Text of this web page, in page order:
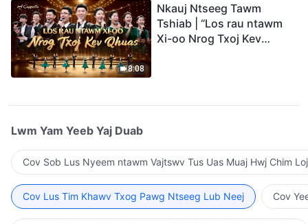
8:08
Nkauj Ntseeg Tawm
Tshiab | “Los rau ntawm
Xi-oo Nrog Txoj Kev
Lwm Yam Yeeb Yaj Duab
Cov Sob Lus Nyeem ntawm Vajtswv Tus Uas Muaj Hwj Chim
Cov Lus Tim Khawv Txog Pawg Ntseeg Lub Neej Cov